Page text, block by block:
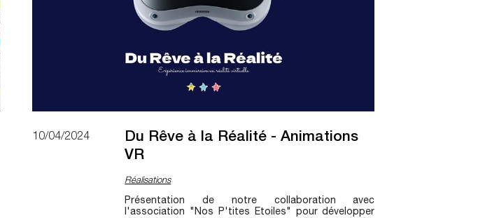
10/04/2024
Du Rêve à la Réalité - Animations
VR
Réalisations
Présentation de notre collaboration avec
l'association "Nos P'tites Etoiles" pour développer